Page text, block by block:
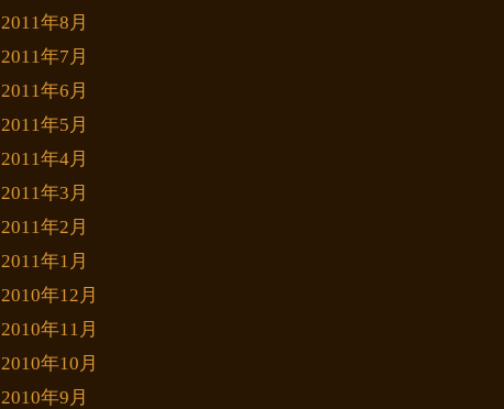
2011年8月
2011年7月
2011年6月
2011年5月
2011年4月
2011年3月
2011年2月
2011年1月
2010年12月
2010年11月
2010年10月
2010年9月